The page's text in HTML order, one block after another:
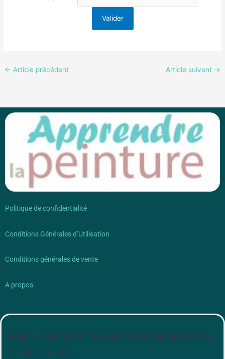
← Article précédent Article suivant →
Politique de confidentialité
Conditions Générales d’Utilisation
Conditions générales de vente
A propos
Restez au courant des nonuveaux articles, des promotions,
des nouveaux cours…